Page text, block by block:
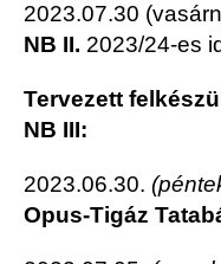
2023.07.30
NB II. 2023/24-es
Tervezett
NB III:
2023.06.30.
Opus-Tigáz